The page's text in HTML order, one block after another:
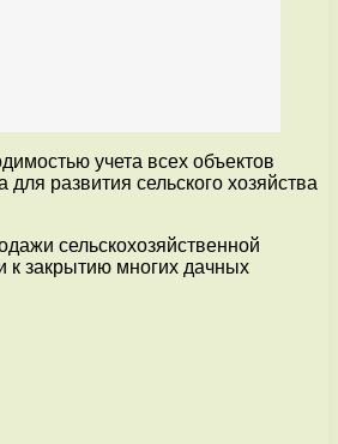
учета всех объектов
развития сельского хозяйства
сельскохозяйственной
к закрытию многих дачных